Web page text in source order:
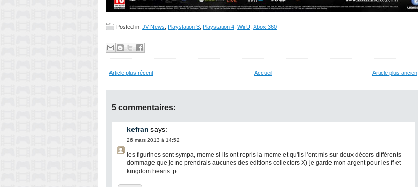
Posted in: JV News Playstation 3 Playstation 4 Wii U Xbox 360
Article plus récent Article plus ancien
Accueil
5 commentaires:
kefran says:
26 mars 2013 à 14:52
les figurines sont sympa, meme si ils ont repris la meme et qu'ils l'ont mis sur deux décors différents
dommage que je ne prendrais aucunes des editions collectors X) je garde mon argent pour les ff et
kingdom hearts :p